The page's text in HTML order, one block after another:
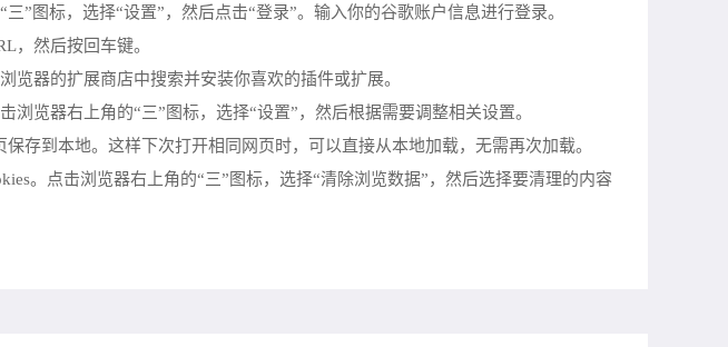
”图标，选择“设置”，然后点击“登录”。输入你的谷歌账户信息进行登录。
，然后按回车键。
器的扩展商店中搜索并安装你喜欢的插件或扩展。
浏览器右上角的“三”图标，选择“设置”，然后根据需要调整相关设置。
存到本地。这样下次打开相同网页时，可以直接从本地加载，无需再次加载。
。点击浏览器右上角的“三”图标，选择“清除浏览数据”，然后选择要清理的内容